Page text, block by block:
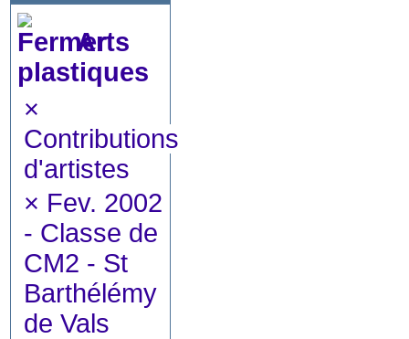
Arts
plastiques
×
Contributions
d'artistes
× Fev. 2002
- Classe de
CM2 - St
Barthélémy
de Vals